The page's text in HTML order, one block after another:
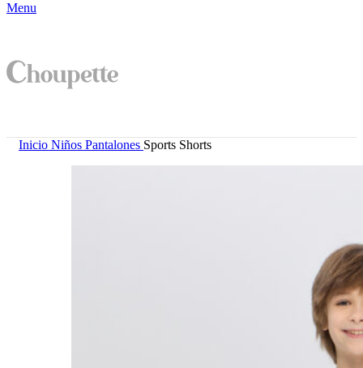
Menu
Inicio Niños Pantalones Sports Shorts